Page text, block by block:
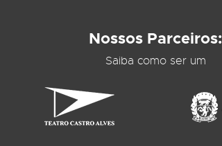
Nossos Parceiros:
Saiba como ser um